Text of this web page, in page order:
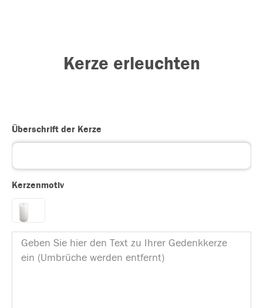
Kerze erleuchten
Überschrift der Kerze
Kerzenmotiv